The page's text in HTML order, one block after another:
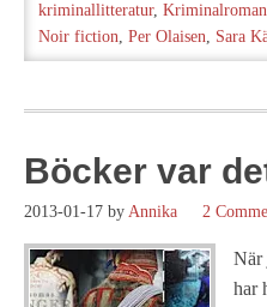
kriminallitteratur, Kriminalroman
Noir fiction, Per Olaisen, Sara
Böcker var
2013-01-17 by Annika 2
När
har